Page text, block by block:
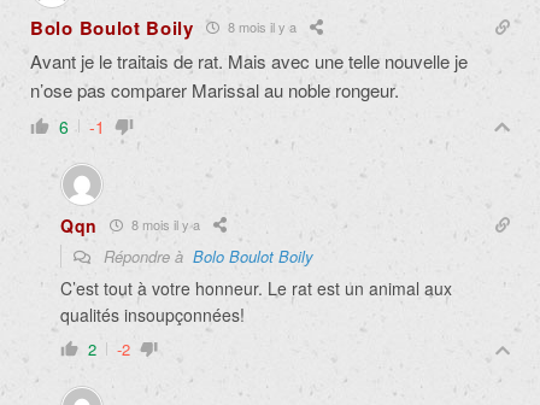
Bolo Boulot Boily 8 mois il y a
Avant je le traitais de rat. Mais avec une telle nouvelle je
n’ose pas comparer Marissal au noble rongeur.
6 -1
Qqn 8 mois il y a
Répondre à Bolo Boulot Boily
C’est tout à votre honneur. Le rat est un animal aux
qualités insoupçonnées!
2 -2